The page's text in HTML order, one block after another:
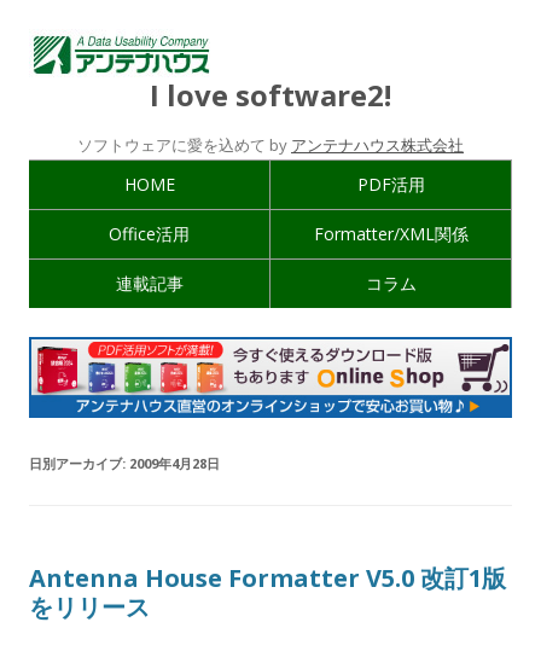
I love software2!
ソフトウェアに愛を込めて by アンテナハウス株式会社
HOME PDF活用
Office活用 Formatter/XML関係
連載記事 コラム
日別アーカイブ: 2009年4月28日
Antenna House Formatter V5.0 改訂1版
をリリース